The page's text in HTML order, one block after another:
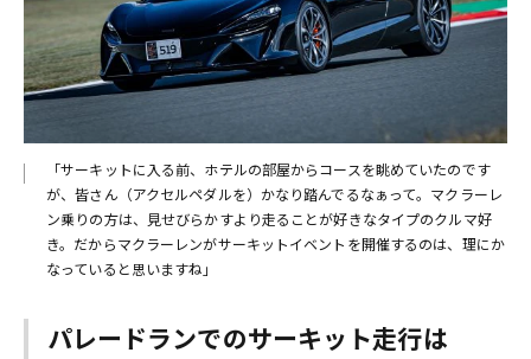
「サーキットに入る前、ホテルの部屋からコースを眺めていたのです
が、皆さん（アクセルペダルを）かなり踏んでるなぁって。マクラーレ
ン乗りの方は、見せびらかすより走ることが好きなタイプのクルマ好
き。だからマクラーレンがサーキットイベントを開催するのは、理にか
なっていると思いますね」
パレードランでのサーキット走行は